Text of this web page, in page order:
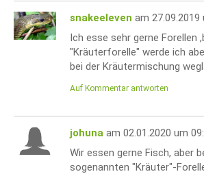
snakeeleven am 27.09.2019
Ich esse sehr gerne Forellen
"Kräuterforelle" werde ich
bei der Kräutermischung
Auf Kommentar antworten
johuna am 02.01.2020 um
Wir essen gerne Fisch, aber
sogenannten "Kräuter"-